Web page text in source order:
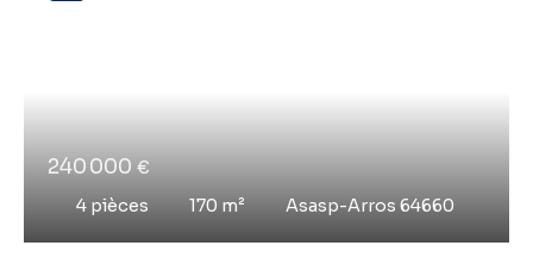
240 000 €
4 pièces 170 m² Asasp-Arros 64660